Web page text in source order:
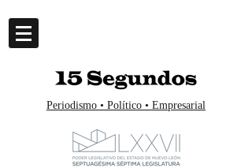
Periodismo • Político • Empresarial